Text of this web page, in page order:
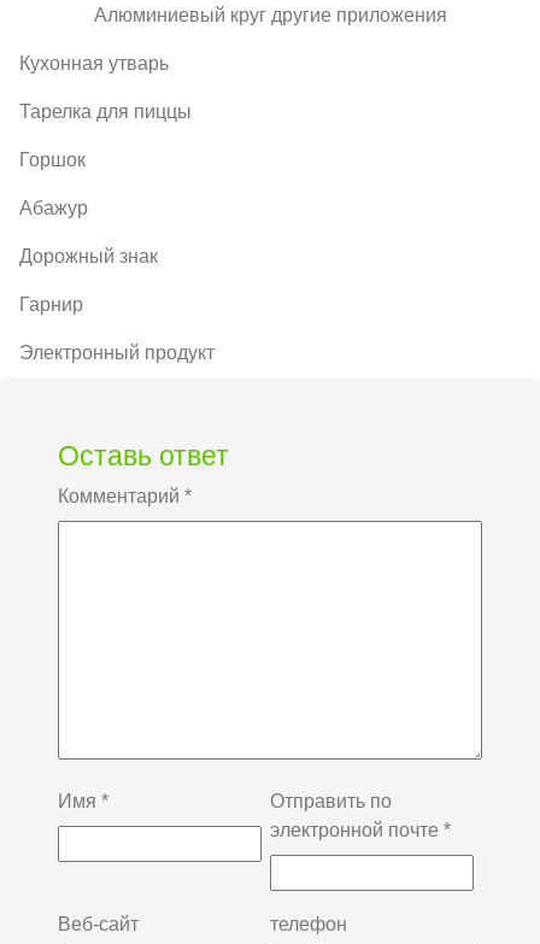
Алюминиевый круг другие приложения
Кухонная утварь
Тарелка для пиццы
Горшок
Абажур
Дорожный знак
Гарнир
Электронный продукт
Оставь ответ
Комментарий *
Имя *
Отправить по
электронной почте *
Веб-сайт телефон